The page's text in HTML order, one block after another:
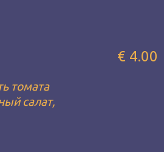
томата
салат,
€ 4.00